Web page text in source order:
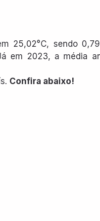
25,02°C, sendo
em 2023, a média
Confira abaixo!